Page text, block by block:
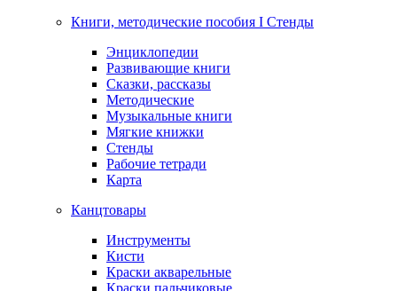
Книги, методические пособия I Стенды
Энциклопедии
Развивающие книги
Сказки, рассказы
Методические
Музыкальные книги
Мягкие книжки
Стенды
Рабочие тетради
Карта
Канцтовары
Инструменты
Кисти
Краски акварельные
Краски пальчиковые